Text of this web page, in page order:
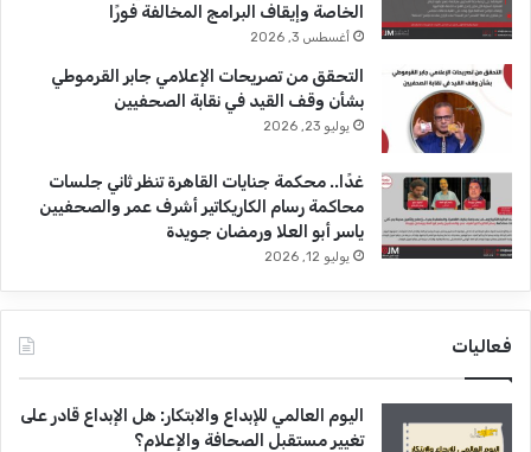
الخاصة وإيقاف البرامج المخالفة فورًا
أغسطس 3, 2026
التحقق من تصريحات الإعلامي جابر القرموطي
بشأن وقف القيد في نقابة الصحفيين
يوليو 23, 2026
غدًا.. محكمة جنايات القاهرة تنظر ثاني جلسات
محاكمة رسام الكاريكاتير أشرف عمر والصحفيين
ياسر أبو العلا ورمضان جويدة
يوليو 12, 2026
فعاليات
اليوم العالمي للإبداع والابتكار: هل الإبداع قادر على
تغيير مستقبل الصحافة والإعلام؟